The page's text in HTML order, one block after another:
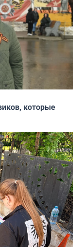
которые